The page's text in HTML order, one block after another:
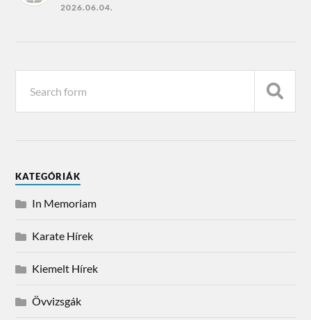
2026.06.04.
KATEGÓRIÁK
In Memoriam
Karate Hírek
Kiemelt Hírek
Övvizsgák